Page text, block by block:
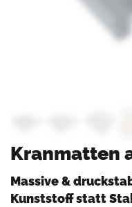
Kranmatten
Massive &
Kunststoff statt